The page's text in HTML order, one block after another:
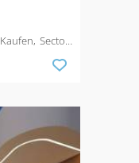
Kaufen Sector